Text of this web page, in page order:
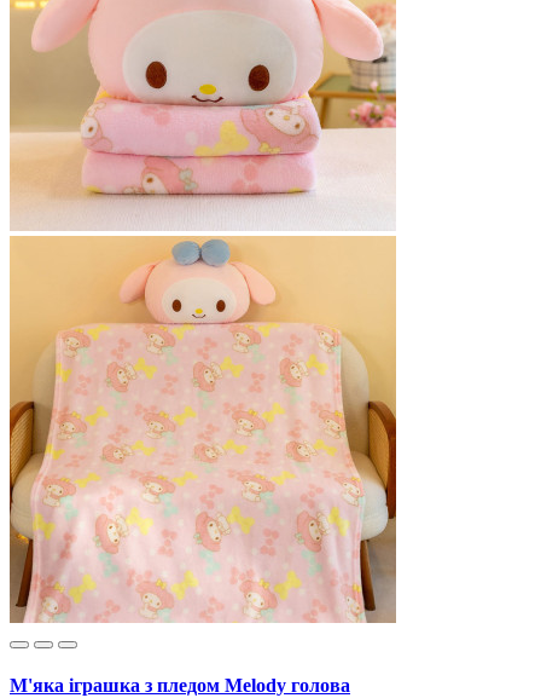
М'яка іграшка з пледом Melody голова